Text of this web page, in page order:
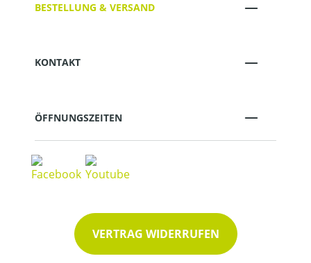
BESTELLUNG & VERSAND
KONTAKT
ÖFFNUNGSZEITEN
VERTRAG WIDERRUFEN